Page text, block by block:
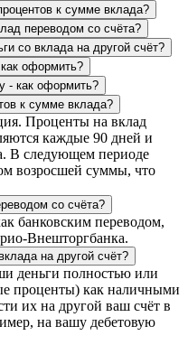
к сумме вклада?
переводом со счёта?
со вклада на другой счёт?
оформить?
- как оформить?
к сумме вклада?
Проценты на вклад
каждые 90 дней и
В следующем периоде
возросшей суммы, что
со счёта?
банковским переводом,
Внешторгбанка.
на другой счёт?
деньги полностью или
проценты) как наличными
их на другой ваш счёт в
на вашу дебетовую